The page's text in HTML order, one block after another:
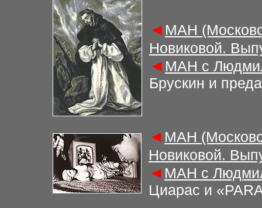
◄ МАН
Новиковой.
◄ МАН с
Брускин и
◄ МАН
Новиковой.
◄ МАН с
Циарас и